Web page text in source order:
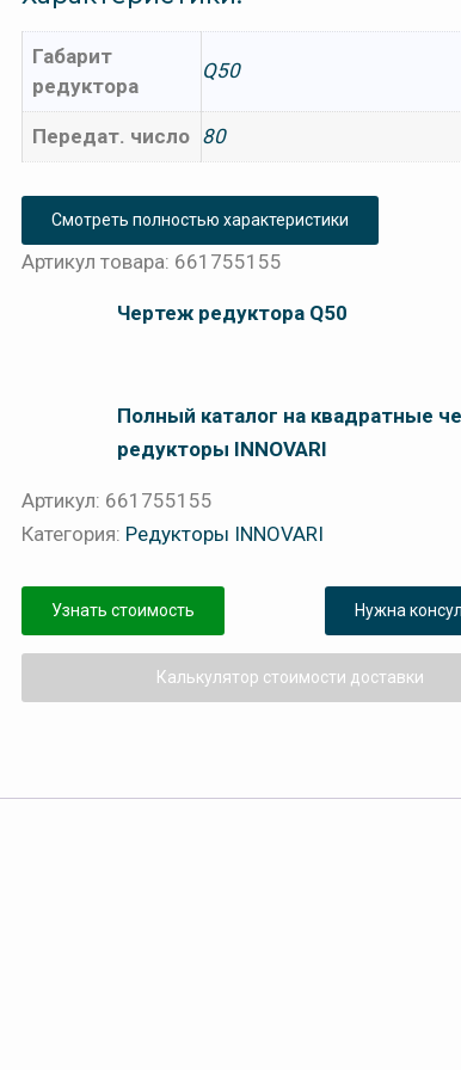
Габарит
редуктора
Q50
Передат. число 80
Смотреть полностью характеристики
Артикул товара: 661755155
Чертеж редуктора Q50
Полный каталог на квадратные
редукторы INNOVARI
Артикул: 661755155
Категория: Редукторы INNOVARI
Узнать стоимость Нужна
Калькулятор стоимости доставки